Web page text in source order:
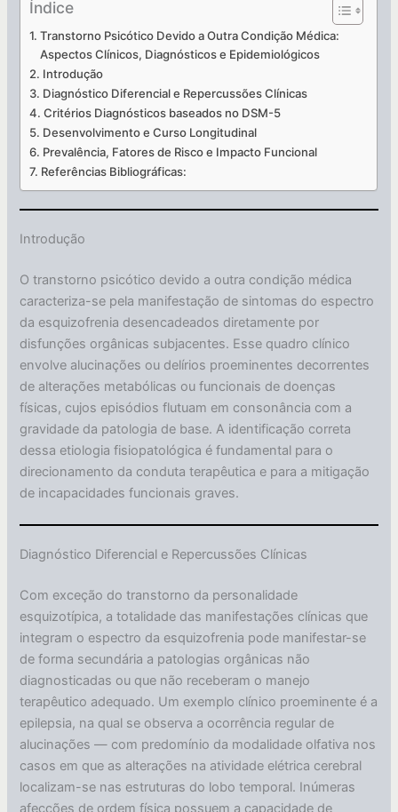
Índice
Transtorno Psicótico Devido a Outra Condição Médica:
Aspectos Clínicos, Diagnósticos e Epidemiológicos
Introdução
Diagnóstico Diferencial e Repercussões Clínicas
Critérios Diagnósticos baseados no DSM-5
Desenvolvimento e Curso Longitudinal
Prevalência, Fatores de Risco e Impacto Funcional
Referências Bibliográficas:
Introdução
O transtorno psicótico devido a outra condição médica
caracteriza-se pela manifestação de sintomas do espectro
da esquizofrenia desencadeados diretamente por
disfunções orgânicas subjacentes. Esse quadro clínico
envolve alucinações ou delírios proeminentes decorrentes
de alterações metabólicas ou funcionais de doenças
físicas, cujos episódios flutuam em consonância com a
gravidade da patologia de base. A identificação correta
dessa etiologia fisiopatológica é fundamental para o
direcionamento da conduta terapêutica e para a mitigação
de incapacidades funcionais graves.
Diagnóstico Diferencial e Repercussões Clínicas
Com exceção do transtorno da personalidade
esquizotípica, a totalidade das manifestações clínicas que
integram o espectro da esquizofrenia pode manifestar-se
de forma secundária a patologias orgânicas não
diagnosticadas ou que não receberam o manejo
terapêutico adequado. Um exemplo clínico proeminente é a
epilepsia, na qual se observa a ocorrência regular de
alucinações — com predomínio da modalidade olfativa nos
casos em que as alterações na atividade elétrica cerebral
localizam-se nas estruturas do lobo temporal. Inúmeras
afecções de ordem física possuem a capacidade de